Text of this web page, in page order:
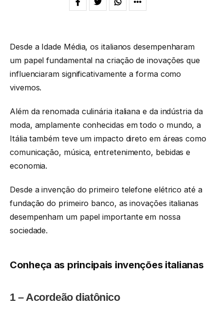
Desde a Idade Média, os italianos desempenharam
um papel fundamental na criação de inovações que
influenciaram significativamente a forma como
vivemos.
Além da renomada culinária italiana e da indústria da
moda, amplamente conhecidas em todo o mundo, a
Itália também teve um impacto direto em áreas como
comunicação, música, entretenimento, bebidas e
economia.
Desde a invenção do primeiro telefone elétrico até a
fundação do primeiro banco, as inovações italianas
desempenham um papel importante em nossa
sociedade.
Conheça as principais invenções italianas
1 – Acordeão diatônico